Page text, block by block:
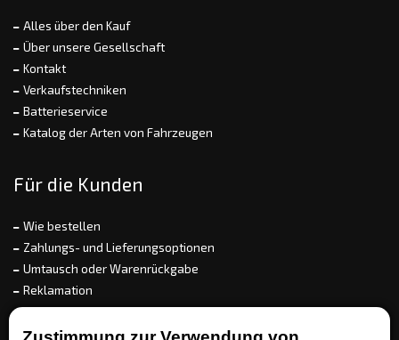
Alles über den Kauf
Über unsere Gesellschaft
Kontakt
Verkaufstechniken
Batterieservice
Katalog der Arten von Fahrzeugen
Für die Kunden
Wie bestellen
Zahlungs- und Lieferungsoptionen
Umtausch oder Warenrückgabe
Reklamation
Allgemeine Geschäftsbedingungen
Referenz